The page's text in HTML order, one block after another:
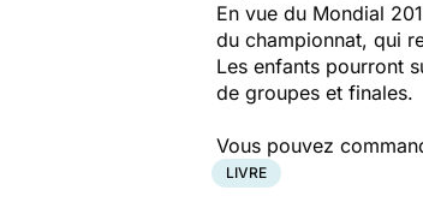
En vue du Mondial
du championnat, qui
Les enfants pourront
de groupes et finales.
Vous pouvez
LIVRE